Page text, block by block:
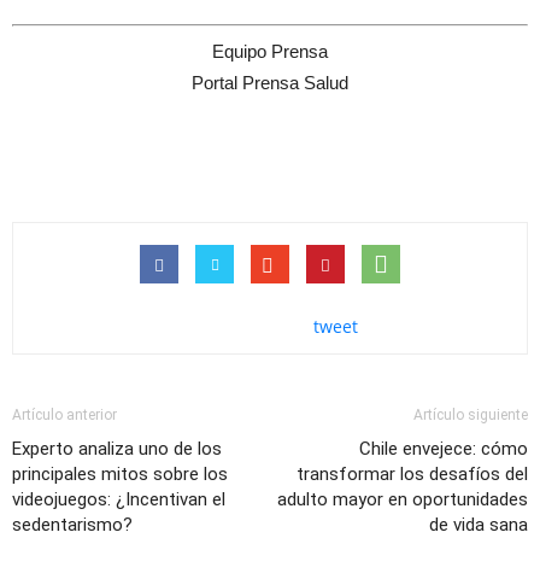
Equipo Prensa
Portal Prensa Salud
tweet
Artículo anterior
Experto analiza uno de los
principales mitos sobre los
videojuegos: ¿Incentivan el
sedentarismo?
Artículo siguiente
Chile envejece: cómo
transformar los desafíos del
adulto mayor en oportunidades
de vida sana